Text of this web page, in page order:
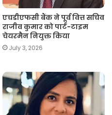
एचडीएफसी बैंक ने पूर्व वित्त सचिव
राजीव कुमार को पार्ट-टाइम
चेयरमैन नियुक्त किया
July 3, 2026